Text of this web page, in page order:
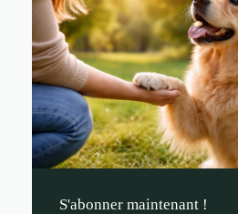
S'abonner maintenant !